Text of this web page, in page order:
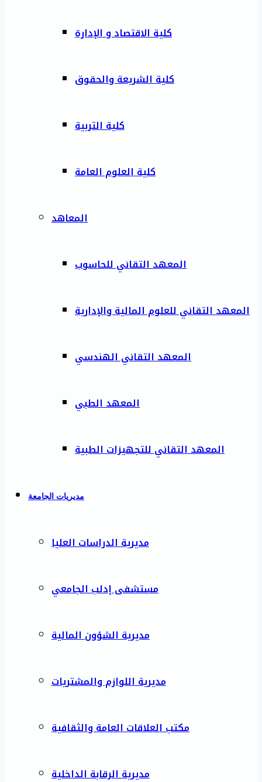
كلية الاقتصاد و الإدارة
كلية الشريعة والحقوق
كلية التربية
كلية العلوم العامة
المعاهد
المعهد التقاني للحاسوب
المعهد التقاني للعلوم المالية والإدارية
المعهد التقاني الهندسي
المعهد الطبي
المعهد التقاني للتجهيزات الطبية
مديريات الجامعة
مديرية الدراسات العليا
مستشفى إدلب الجامعي
مديرية الشؤون المالية
مديرية اللوازم والمشتريات
مكتب العلاقات العامة والثقافية
مديرية الرقابة الداخلية